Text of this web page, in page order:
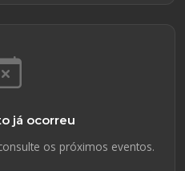
já ocorreu
os próximos eventos.